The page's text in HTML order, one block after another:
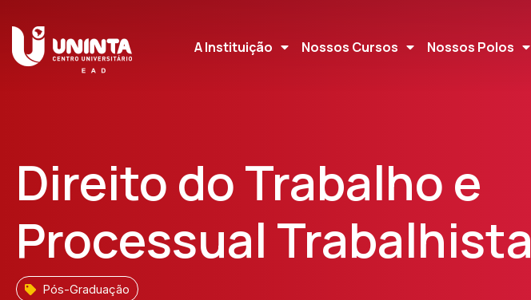
A Instituição Nossos Cursos Nossos Polos
Direito do Trabalho e
Processual Trabalhista
Pós-Graduação